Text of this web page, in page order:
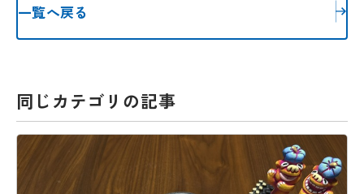
一覧へ戻る
同じカテゴリの記事